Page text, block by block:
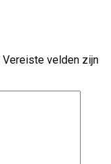
Vereiste velden zijn